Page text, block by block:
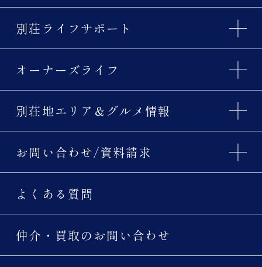
別荘ライフサポート
オーナーズライフ
別荘地エリア＆グルメ情報
お問い合わせ/資料請求
よくある質問
仲介・買取のお問い合わせ